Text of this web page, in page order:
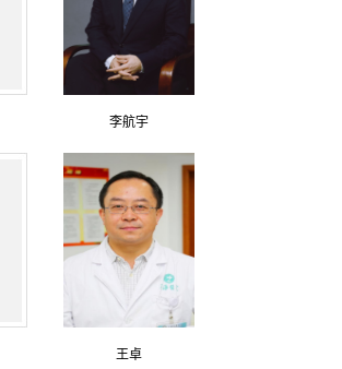
李航宇
王卓